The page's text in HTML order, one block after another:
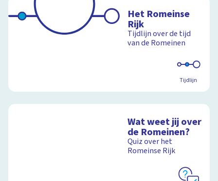
Het Romeinse
Rijk
Tijdlijn over de tijd
van de Romeinen
Tijdlijn
Wat weet jij over
de Romeinen?
Quiz over het
Romeinse Rijk